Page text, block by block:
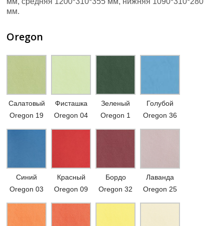
мм.
Oregon
Салатовый
Oregon 19
Фисташка
Oregon 04
Зеленый
Oregon 1
Голубой
Oregon 36
Синий
Oregon 03
Красный
Oregon 09
Бордо
Oregon 32
Лаванда
Oregon 25